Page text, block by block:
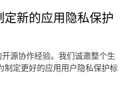
定新的应用隐私保护
源协作经验。我们诚邀整个生
制定更好的应用用户隐私保护标